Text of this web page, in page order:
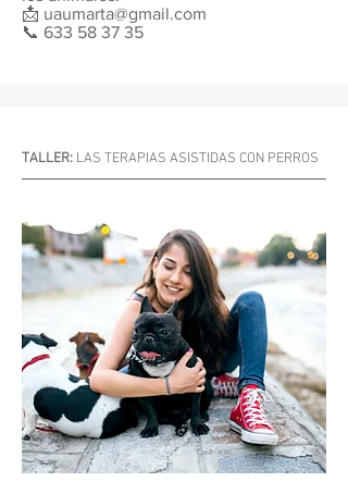
📩 uaumarta@gmail.com
📞 633 58 37 35
TALLER: LAS TERAPIAS ASISTIDAS CON PERROS